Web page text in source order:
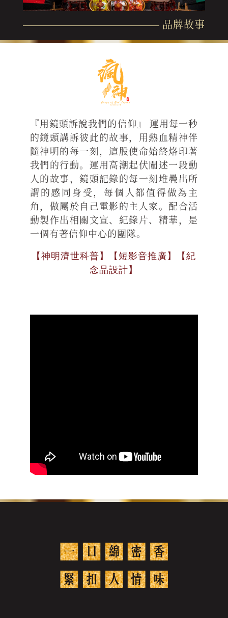
品牌故事
『用鏡頭訴說我們的信仰』 運用每一秒
的鏡頭講訴彼此的故事，用熱血精神伴
隨神明的每一刻，這股使命始終烙印著
我們的行動。運用高潮起伏闡述一段動
人的故事，鏡頭記錄的每一刻堆疊出所
謂的感同身受，每個人都值得做為主
角，做屬於自己電影的主人家。配合活
動製作出相關文宣、紀錄片、精華，是
一個有著信仰中心的團隊。
【神明濟世科普】【短影音推廣】【紀
念品設計】